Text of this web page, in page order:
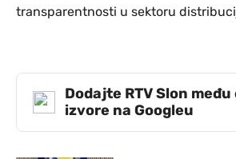
transparentnosti u sektoru
Dodajte RTV Slon
izvore na Googleu